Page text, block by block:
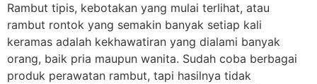
Rambut tipis, kebotakan yang mulai terlihat, atau
rambut rontok yang semakin banyak setiap kali
keramas adalah kekhawatiran yang dialami banyak
orang, baik pria maupun wanita. Sudah coba berbagai
produk perawatan rambut, tapi hasilnya tidak